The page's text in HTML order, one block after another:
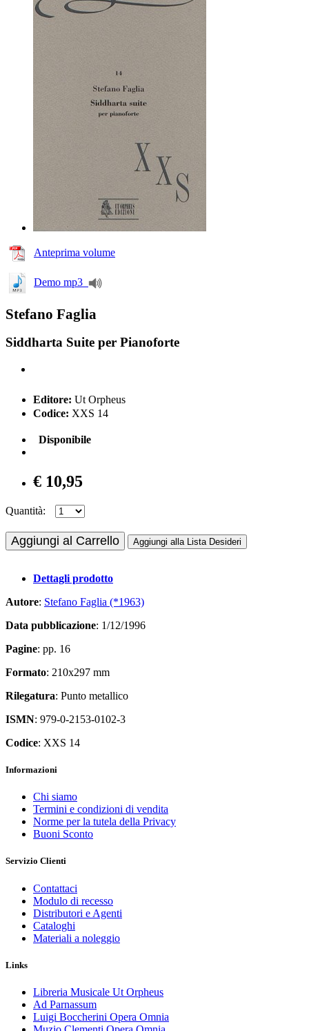
Anteprima volume
Demo mp3
Stefano Faglia
Siddharta Suite per Pianoforte
Editore: Ut Orpheus
Codice: XXS 14
Disponibile
€ 10,95
Quantità:
Aggiungi al Carrello Aggiungi alla Lista Desideri
Dettagli prodotto
Autore: Stefano Faglia (*1963)
Data pubblicazione: 1/12/1996
Pagine: pp. 16
Formato: 210x297 mm
Rilegatura: Punto metallico
ISMN: 979-0-2153-0102-3
Codice: XXS 14
Informazioni
Chi siamo
Termini e condizioni di vendita
Norme per la tutela della Privacy
Buoni Sconto
Servizio Clienti
Contattaci
Modulo di recesso
Distributori e Agenti
Cataloghi
Materiali a noleggio
Links
Libreria Musicale Ut Orpheus
Ad Parnassum
Luigi Boccherini Opera Omnia